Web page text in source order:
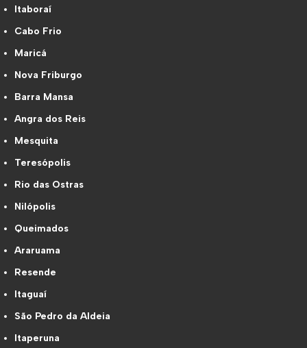
Itaboraí
Cabo Frio
Maricá
Nova Friburgo
Barra Mansa
Angra dos Reis
Mesquita
Teresópolis
Rio das Ostras
Nilópolis
Queimados
Araruama
Resende
Itaguaí
São Pedro da Aldeia
Itaperuna